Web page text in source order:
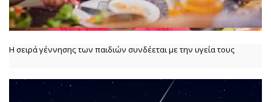
Η σειρά γέννησης των παιδιών συνδέεται με την υγεία τους